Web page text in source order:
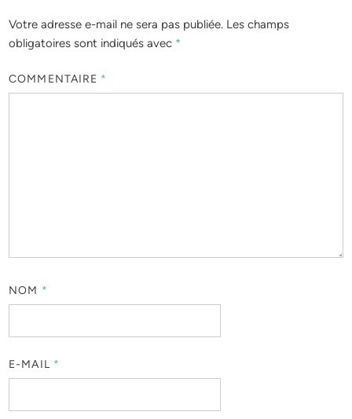
Votre adresse e-mail ne sera pas publiée. Les champs
obligatoires sont indiqués avec *
COMMENTAIRE *
NOM *
E-MAIL *